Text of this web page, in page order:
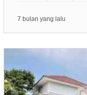
7 bulan yang lalu